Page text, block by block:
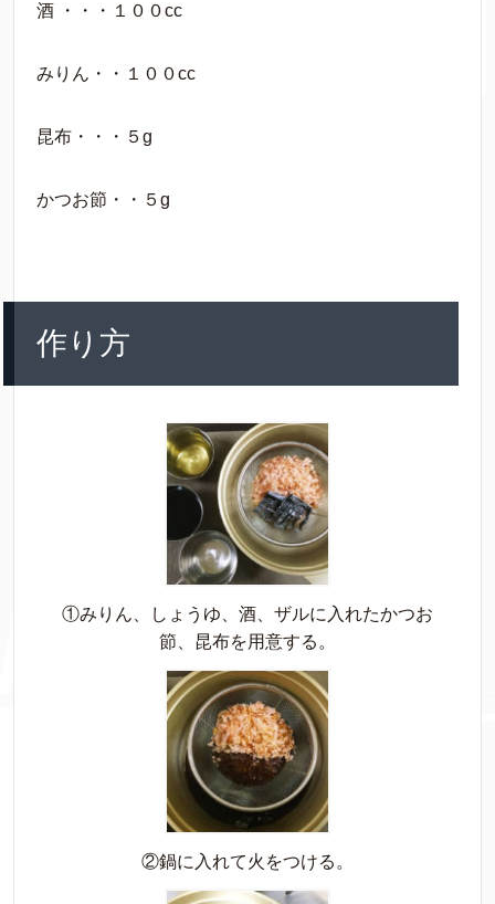
酒 ・・・１００cc
みりん・・１００cc
昆布・・・５g
かつお節・・５g
作り方
①みりん、しょうゆ、酒、ザルに入れたかつお
節、昆布を用意する。
②鍋に入れて火をつける。